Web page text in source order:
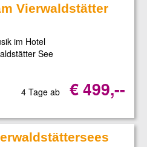
Vierwaldstätter
im Hotel
See
4 Tage ab € 499,--